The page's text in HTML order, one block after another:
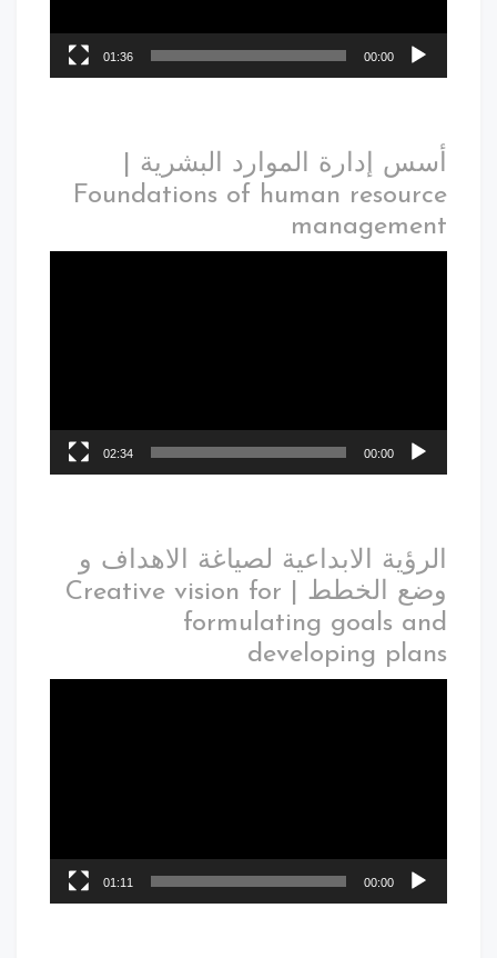
00:00
01:36
أسس إدارة الموارد البشرية |
Foundations of human resource
management
00:00
02:34
الرؤية الابداعية لصياغة الاهداف و
وضع الخطط | Creative vision for
formulating goals and
developing plans
00:00
01:11